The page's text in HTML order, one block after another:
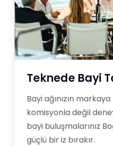
Teknede Bayi
Bayi ağınızın markaya
komisyonla değil
bayi buluşmalarınız
güçlü bir iz bırakır.